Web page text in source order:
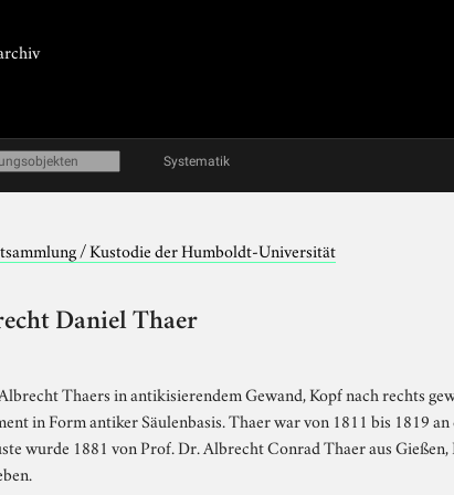
Systematik
/ Kustodie der Humboldt-Universität
Daniel Thaer
Thaers in antikisierendem Gewand, Kopf nach rechts
in Form antiker Säulenbasis. Thaer war von 1811 bis
wurde 1881 von Prof. Dr. Albrecht Conrad Thaer aus